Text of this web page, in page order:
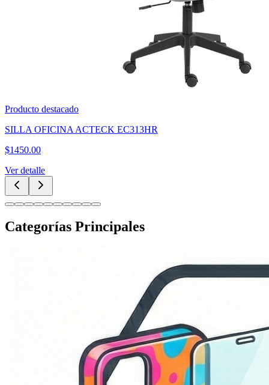
Producto destacado
SILLA OFICINA ACTECK EC313HR
$1450.00
Ver detalle
Categorías Principales